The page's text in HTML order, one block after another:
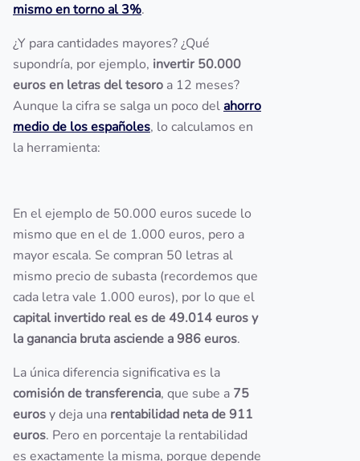
mismo en torno al 3%.
¿Y para cantidades mayores? ¿Qué
supondría, por ejemplo, invertir 50.000
euros en letras del tesoro a 12 meses?
Aunque la cifra se salga un poco delahorro
medio de los españoles, lo calculamos en
la herramienta:
En el ejemplo de 50.000 euros sucede lo
mismo que en el de 1.000 euros, pero a
mayor escala. Se compran 50 letras al
mismo precio de subasta (recordemos que
cada letra vale 1.000 euros), por lo que el
capital invertido real es de 49.014 euros y
la ganancia bruta asciende a 986 euros.
La única diferencia significativa es la
comisión de transferencia, que sube a 75
eurosy deja una rentabilidad neta de 911
euros. Pero en porcentaje la rentabilidad
es exactamente la misma, porque depende